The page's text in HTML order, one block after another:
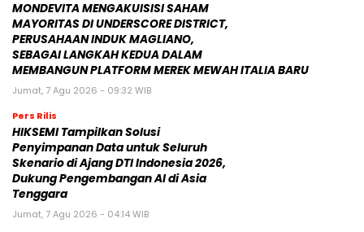
MONDEVITA MENGAKUISISI SAHAM
MAYORITAS DI UNDERSCORE DISTRICT,
PERUSAHAAN INDUK MAGLIANO,
SEBAGAI LANGKAH KEDUA DALAM
MEMBANGUN PLATFORM MEREK MEWAH ITALIA BARU
Jumat, 7 Agu 2026 - 09:32 WIB
Pers Rilis
HIKSEMI Tampilkan Solusi
Penyimpanan Data untuk Seluruh
Skenario di Ajang DTI Indonesia 2026,
Dukung Pengembangan AI di Asia
Tenggara
Jumat, 7 Agu 2026 - 04:14 WIB